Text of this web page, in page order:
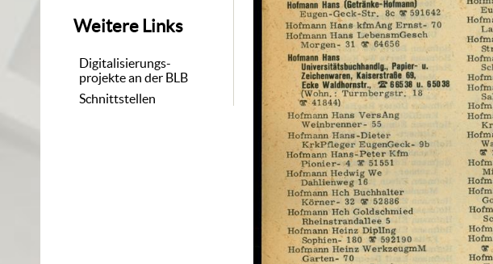
Weitere Links
Digitalisierungs-
projekte an der BLB
Schnittstellen